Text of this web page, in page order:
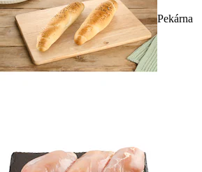
Pekárna